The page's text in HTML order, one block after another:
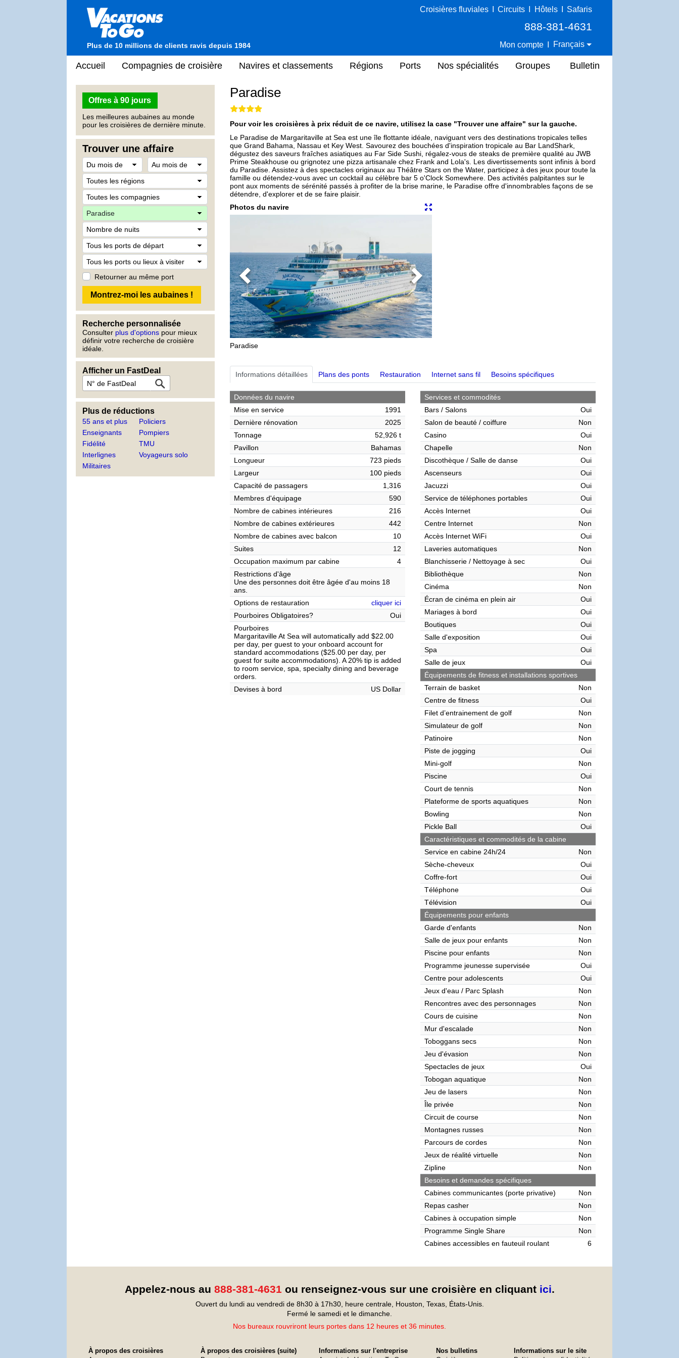
Plus de 10 millions de clients ravis depuis 1984
Croisières fluviales Circuits Hôtels Safaris
888-381-4631
Mon compte Français
Accueil Compagnies de croisière Navires et classements Régions Ports Nos spécialités Groupes Bulletin
Offres à 90 jours
Les meilleures aubaines au monde
pour les croisières de dernière minute.
Trouver une affaire
Retourner au même port
Recherche personnalisée
Consulter plus d'options pour mieux
définir votre recherche de croisière
idéale.
Afficher un FastDeal
Plus de réductions
55 ans et plus
Enseignants
Fidélité
Interlignes
Militaires
Policiers
Pompiers
TMU
Voyageurs solo
Paradise
Pour voir les croisières à prix réduit de ce navire, utilisez la case "Trouver une affaire" sur la gauche.
Le Paradise de Margaritaville at Sea est une île flottante idéale, naviguant vers des destinations tropicales telles
que Grand Bahama, Nassau et Key West. Savourez des bouchées d'inspiration tropicale au Bar LandShark,
dégustez des saveurs fraîches asiatiques au Far Side Sushi, régalez-vous de steaks de première qualité au JWB
Prime Steakhouse ou grignotez une pizza artisanale chez Frank and Lola's. Les divertissements sont infinis à bord
du Paradise. Assistez à des spectacles originaux au Théâtre Stars on the Water, participez à des jeux pour toute la
famille ou détendez-vous avec un cocktail au célèbre bar 5 o'Clock Somewhere. Des activités palpitantes sur le
pont aux moments de sérénité passés à profiter de la brise marine, le Paradise offre d'innombrables façons de se
détendre, d'explorer et de se faire plaisir.
Photos du navire
Previous Next
Paradise
Informations détaillées Plans des ponts Restauration Internet sans fil Besoins spécifiques
Données du navire
Mise en service
1991
Dernière rénovation
2025
Tonnage
52,926 t
Pavillon
Bahamas
Longueur
723 pieds
Largeur
100 pieds
Capacité de passagers
1,316
Membres d'équipage
590
Nombre de cabines intérieures
216
Nombre de cabines extérieures
442
Nombre de cabines avec balcon
10
Suites
12
Occupation maximum par cabine
4
Restrictions d'âge
Une des personnes doit être âgée d'au moins 18
ans.
Options de restauration
cliquer ici
Pourboires Obligatoires?
Oui
Pourboires
Margaritaville At Sea will automatically add $22.00
per day, per guest to your onboard account for
standard accommodations ($25.00 per day, per
guest for suite accommodations). A 20% tip is added
to room service, spa, specialty dining and beverage
orders.
Devises à bord
US Dollar
Services et commodités
Bars / Salons
Oui
Salon de beauté / coiffure
Non
Casino
Oui
Chapelle
Non
Discothèque / Salle de danse
Oui
Ascenseurs
Oui
Jacuzzi
Oui
Service de téléphones portables
Oui
Accès Internet
Oui
Centre Internet
Non
Accès Internet WiFi
Oui
Laveries automatiques
Non
Blanchisserie / Nettoyage à sec
Oui
Bibliothèque
Non
Cinéma
Non
Écran de cinéma en plein air
Oui
Mariages à bord
Oui
Boutiques
Oui
Salle d'exposition
Oui
Spa
Oui
Salle de jeux
Oui
Équipements de fitness et installations sportives
Terrain de basket
Non
Centre de fitness
Oui
Filet d’entrainement de golf
Non
Simulateur de golf
Non
Patinoire
Non
Piste de jogging
Oui
Mini-golf
Non
Piscine
Oui
Court de tennis
Non
Plateforme de sports aquatiques
Non
Bowling
Non
Pickle Ball
Oui
Caractéristiques et commodités de la cabine
Service en cabine 24h/24
Non
Sèche-cheveux
Oui
Coffre-fort
Oui
Téléphone
Oui
Télévision
Oui
Équipements pour enfants
Garde d'enfants
Non
Salle de jeux pour enfants
Non
Piscine pour enfants
Non
Programme jeunesse supervisée
Oui
Centre pour adolescents
Oui
Jeux d'eau / Parc Splash
Non
Rencontres avec des personnages
Non
Cours de cuisine
Non
Mur d'escalade
Non
Toboggans secs
Non
Jeu d'évasion
Non
Spectacles de jeux
Oui
Tobogan aquatique
Non
Jeu de lasers
Non
Île privée
Non
Circuit de course
Non
Montagnes russes
Non
Parcours de cordes
Non
Jeux de réalité virtuelle
Non
Zipline
Non
Besoins et demandes spécifiques
Cabines communicantes (porte privative)
Non
Repas casher
Non
Cabines à occupation simple
Non
Programme Single Share
Non
Cabines accessibles en fauteuil roulant
6
Appelez-nous au 888-381-4631 ou renseignez-vous sur une croisière en cliquant ici.
Ouvert du lundi au vendredi de 8h30 à 17h30, heure centrale, Houston, Texas, États-Unis.
Fermé le samedi et le dimanche.
Nos bureaux rouvriront leurs portes dans 12 heures et 36 minutes.
À propos des croisières
À propos des croisières (suite)
Informations sur l'entreprise
Nos bulletins
Informations sur le site